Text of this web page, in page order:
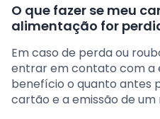
O que fazer se meu
alimentação for
Em caso de perda ou
entrar em contato com a
benefício o quanto antes
cartão e a emissão de um